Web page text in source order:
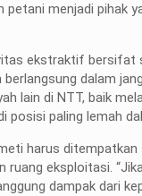
menjadi pihak
ekstraktif bersifat
dalam
lain di NTT, baik
posisi paling lemah
harus
eksploitasi.
dampak dari